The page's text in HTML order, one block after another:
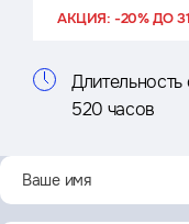
АКЦИЯ: -20% ДО
Длительность
520 часов